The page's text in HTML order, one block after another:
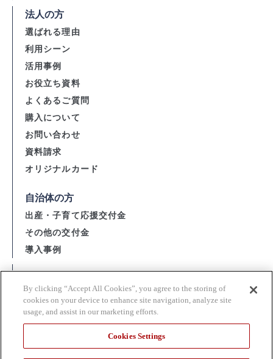
法人の方
選ばれる理由
利用シーン
活用事例
お役立ち資料
よくあるご質問
購入について
お問い合わせ
資料請求
オリジナルカード
自治体の方
出産・子育て応援交付金
その他の交付金
導入事例
資金決済法に基づく表示
購入・利用規約 / 個人情報の取扱い
関連団体
By clicking “Accept All Cookies”, you agree to the storing of
cookies on your device to enhance site navigation, analyze site
usage, and assist in our marketing efforts.
Cookies Settings